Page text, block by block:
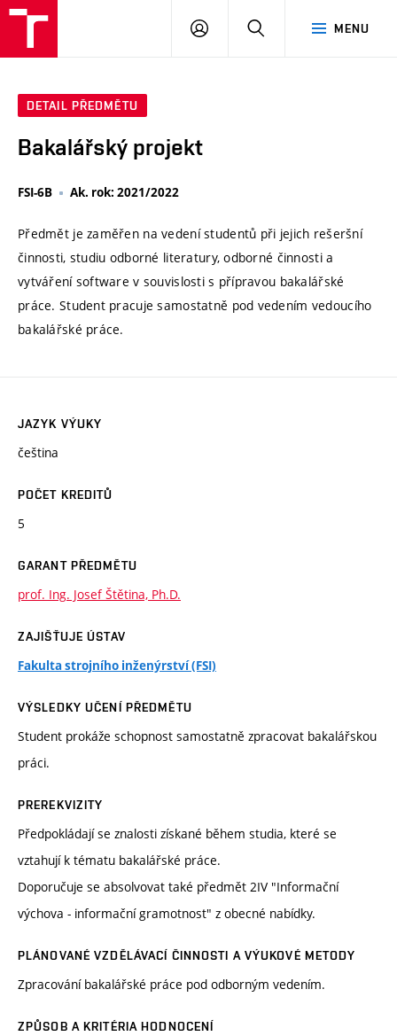
MENU
PŘIHLÁSIT
DETAIL PŘEDMĚTU
Bakalářský projekt
FSI-6B Ak. rok: 2021/2022
Předmět je zaměřen na vedení studentů při jejich rešeršní
činnosti, studiu odborné literatury, odborné činnosti a
vytváření software v souvislosti s přípravou bakalářské
práce. Student pracuje samostatně pod vedením vedoucího
bakalářské práce.
JAZYK VÝUKY
čeština
POČET KREDITŮ
5
GARANT PŘEDMĚTU
prof. Ing. Josef Štětina, Ph.D.
ZAJIŠŤUJE ÚSTAV
Fakulta strojního inženýrství (FSI)
VÝSLEDKY UČENÍ PŘEDMĚTU
Student prokáže schopnost samostatně zpracovat bakalářskou
práci.
PREREKVIZITY
Předpokládají se znalosti získané během studia, které se
vztahují k tématu bakalářské práce.
Doporučuje se absolvovat také předmět 2IV "Informační
výchova - informační gramotnost" z obecné nabídky.
PLÁNOVANÉ VZDĚLÁVACÍ ČINNOSTI A VÝUKOVÉ METODY
Zpracování bakalářské práce pod odborným vedením.
ZPŮSOB A KRITÉRIA HODNOCENÍ